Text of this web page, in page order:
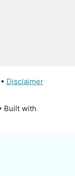
Disclaimer
Built with